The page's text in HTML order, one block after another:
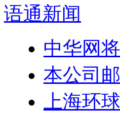
语通新闻
中华网
本公司
上海环